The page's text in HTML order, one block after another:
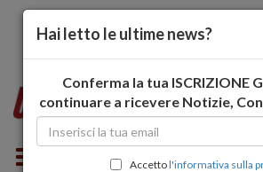
Toggle navigation
Hai letto le ultime news?
Conferma la tua ISCRIZIONE
continuare a ricevere Notizie,
Accettol'informativa sulla